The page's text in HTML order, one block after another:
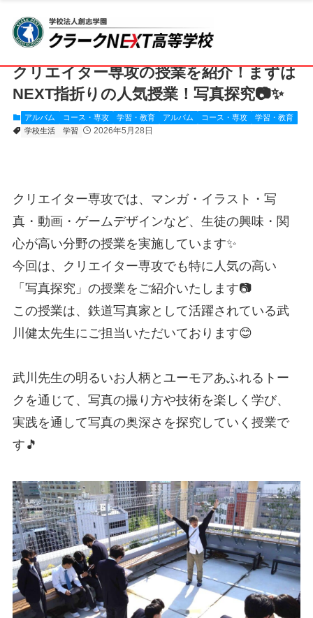
ホーム クラークNEXT高等学校 CLARK NEXT SENDAI アルバム
クリエイター専攻の授業を紹介！まずは
NEXT指折りの人気授業！写真探究📷✨
アルバム コース・専攻 学習・教育 アルバム コース・専攻
学習・教育
学校生活
学習 2026年5月28日
クリエイター専攻では、マンガ・イラスト・写
真・動画・ゲームデザインなど、生徒の興味・関
心が高い分野の授業を実施しています✨
今回は、クリエイター専攻でも特に人気の高い
「写真探究」の授業をご紹介いたします📷
この授業は、鉄道写真家として活躍されている武
川健太先生にご担当いただいております😊
武川先生の明るいお人柄とユーモアあふれるトー
クを通じて、写真の撮り方や技術を楽しく学び、
実践を通して写真の奥深さを探究していく授業で
す🎵